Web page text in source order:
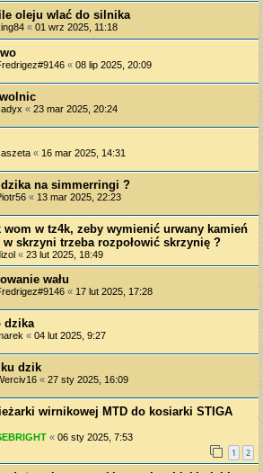
oleju wlać do silnika
« 01 wrz 2025, 11:18
« 08 lip 2025, 20:09
« 23 mar 2025, 20:24
« 16 mar 2025, 14:31
na simmerringi ?
« 13 mar 2025, 22:23
wom w tz4k, zeby wymienić urwany kamień
w skrzyni trzeba rozpołowić skrzynię ?
« 23 lut 2025, 18:49
wału
« 17 lut 2025, 17:28
dzika
« 04 lut 2025, 9:27
dzik
« 27 sty 2025, 16:09
wirnikowej MTD do kosiarki STIGA
« 06 sty 2025, 7:53
1 2